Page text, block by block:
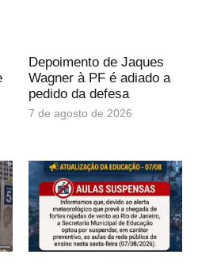
Depoimento de Jaques
Wagner à PF é adiado a
pedido da defesa
7 de agosto de 2026